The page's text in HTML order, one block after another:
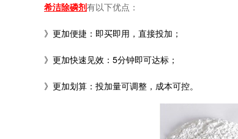
希洁除磷剂有以下优点：
》更加便捷：即买即用，直接投加；
》更加快速见效：5分钟即可达标；
》更加划算：投加量可调整，成本可控。